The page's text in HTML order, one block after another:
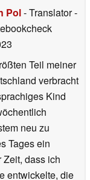
Pol- Translator-
Teil meiner
verbracht
Kind
neu zu
Tages ein
dass ich
entwickelte, die